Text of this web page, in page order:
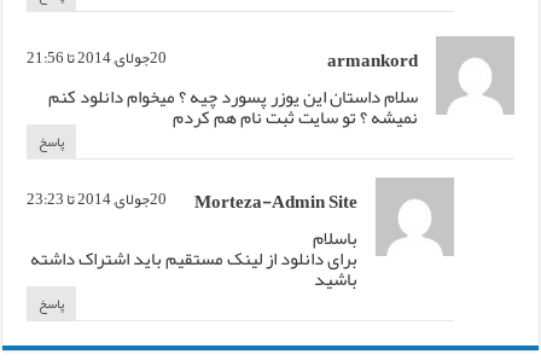
armankord 20جولای, 2014 تا 21:56
سلام داستان این یوزر پسورد چیه ؟ میخوام دانلود کنم
نمیشه ؟ تو سایت ثبت نام هم کردم
پاسخ
Morteza-Admin Site 20جولای, 2014 تا 23:23
باسلام
برای دانلود از لینک مستقیم باید اشتراک داشته
باشید
پاسخ